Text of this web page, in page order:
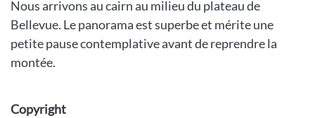
Nous arrivons au cairn au milieu du plateau de
Bellevue. Le panorama est superbe et mérite une
petite pause contemplative avant de reprendre la
montée.
Copyright